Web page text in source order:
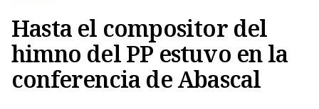
Hasta el compositor del
himno del PP estuvo en la
conferencia de Abascal